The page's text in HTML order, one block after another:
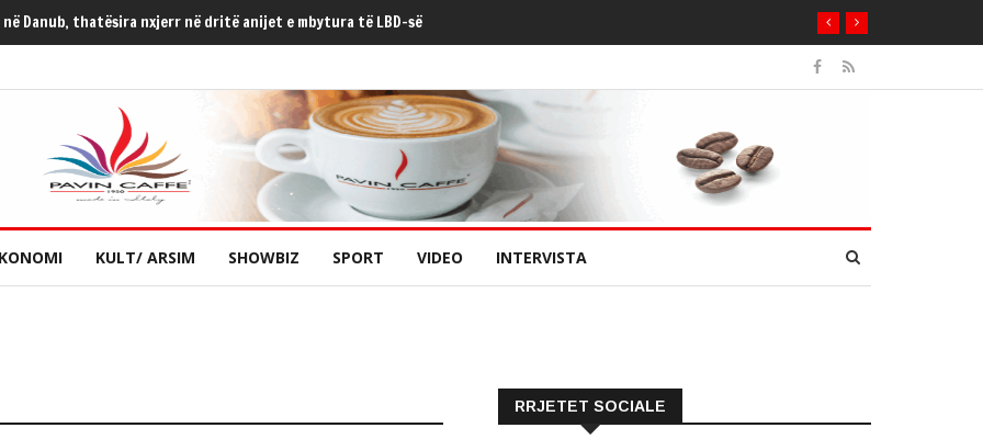
i mituri që ra nga një objekt
KULT/ ARSIM SHOWBIZ SPORT VIDEO INTERVISTA
RRJETET SOCIALE